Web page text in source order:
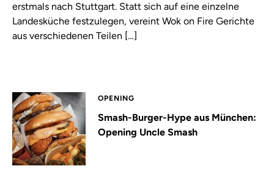
erstmals nach Stuttgart. Statt sich auf eine einzelne
Landesküche festzulegen, vereint Wok on Fire Gerichte
aus verschiedenen Teilen […]
OPENING
Smash-Burger-Hype aus München:
Opening Uncle Smash